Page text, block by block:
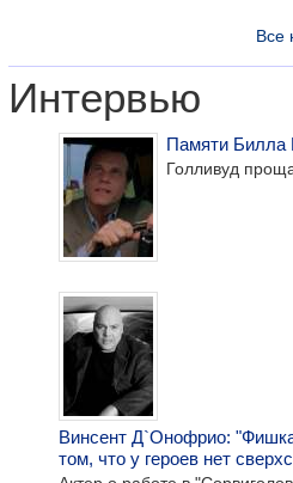
Все
Интервью
Памяти Билла
Голливуд
Винсент Д`Онофрио:
том, что у героев нет